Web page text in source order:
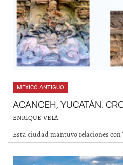
MÉXICO ANTIGUO
ACANCEH, YUCATÁN.
ENRIQUE VELA
Esta ciudad mantuvo relaciones